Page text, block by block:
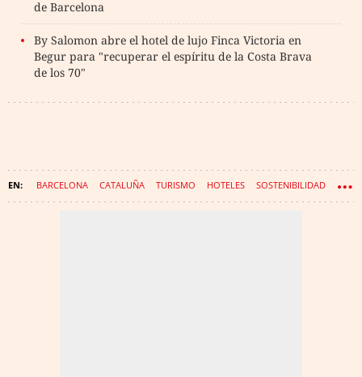
de Barcelona
By Salomon abre el hotel de lujo Finca Victoria en
Begur para "recuperar el espíritu de la Costa Brava
de los 70"
BARCELONA CATALUÑA TURISMO HOTELES SOSTENIBILIDAD